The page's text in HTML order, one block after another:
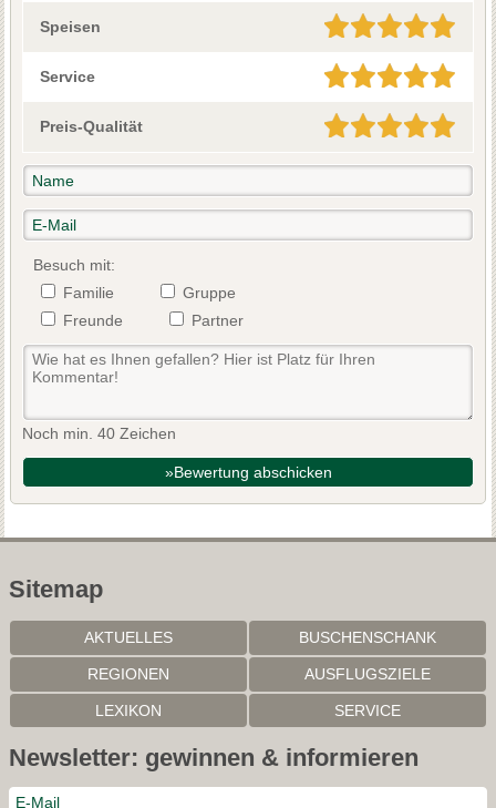
Speisen
Service
Preis-Qualität
Besuch mit:
Familie
Gruppe
Freunde
Partner
Noch min. 40 Zeichen
»Bewertung abschicken
Sitemap
AKTUELLES BUSCHENSCHANK
REGIONEN AUSFLUGSZIELE
LEXIKON SERVICE
Newsletter: gewinnen & informieren